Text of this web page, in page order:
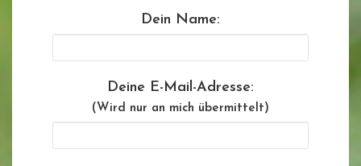
Dein Name:
Deine E-Mail-Adresse:
(Wird nur an mich übermittelt)